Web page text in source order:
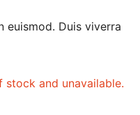
euismod. Duis viverra
and unavailable.